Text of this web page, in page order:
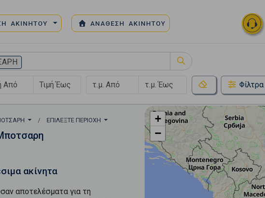
ΑΚΙΝΗΤΟΥ ΑΝΑΘΕΣΗ ΑΚΙΝΗΤΟΥ
Φίλτρα
ΕΠΙΛΈΞΤΕ ΠΕΡΙΟΧΉ
ακίνητα
αποτελέσματα για τη
+
−